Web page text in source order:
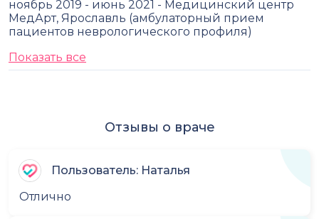
ноябрь 2019 - июнь 2021 - Медицинский центр
МедАрт, Ярославль (амбулаторный прием
пациентов неврологического профиля)
Показать все
Отзывы о враче
Пользователь: Наталья
Отлично